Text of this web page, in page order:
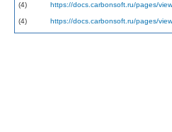
(4) https://docs.carbonsoft.ru/pages/
(4) https://docs.carbonsoft.ru/pages/